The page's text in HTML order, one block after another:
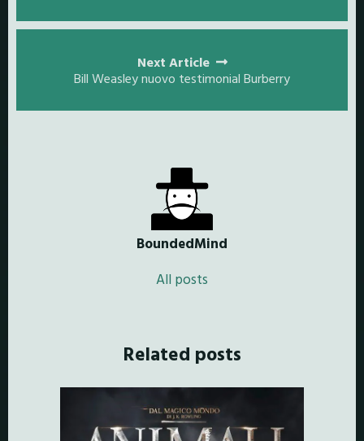
Next Article
Bill Weasley nuovo testimonial Burberry
BoundedMind
All posts
Related posts